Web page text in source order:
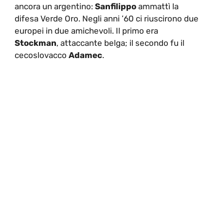
ancora un argentino: Sanfilippo ammattì la
difesa Verde Oro. Negli anni ’60 ci riuscirono due
europei in due amichevoli. Il primo era
Stockman, attaccante belga; il secondo fu il
cecoslovacco Adamec.